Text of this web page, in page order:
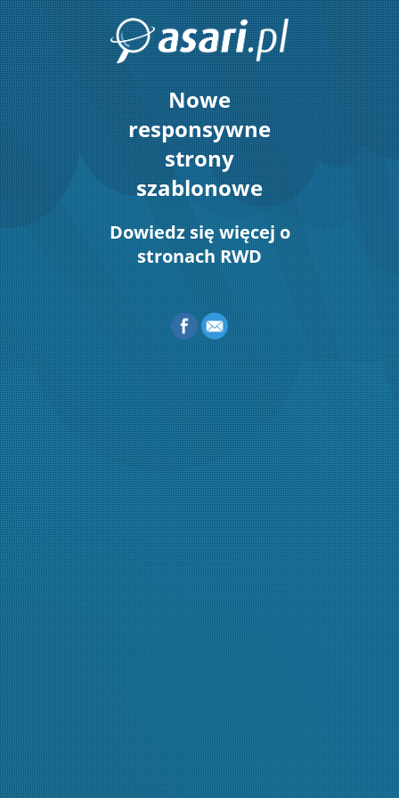
Nowe
responsywne
strony
szablonowe
Dowiedz się więcej o
stronach RWD